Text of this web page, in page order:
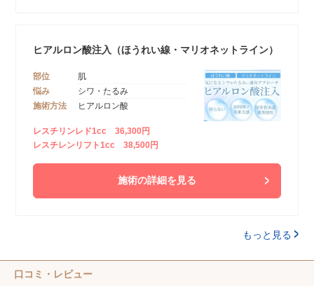
ヒアルロン酸注入（ほうれい線・マリオネットライン）
部位
肌
悩み
シワ・たるみ
施術方法
ヒアルロン酸
レスチリンレド1cc 36,300円
レスチレンリフト1cc 38,500円
施術の詳細を見る
もっと見る
口コミ・レビュー